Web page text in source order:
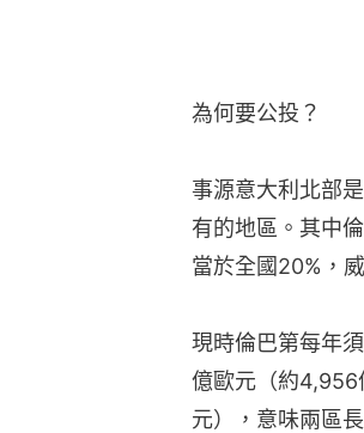
為何要公投？
事源意大利北部
有的地區。其中
當於全國20%，
現時倫巴第每年
億歐元（約4,956
元），意味兩區